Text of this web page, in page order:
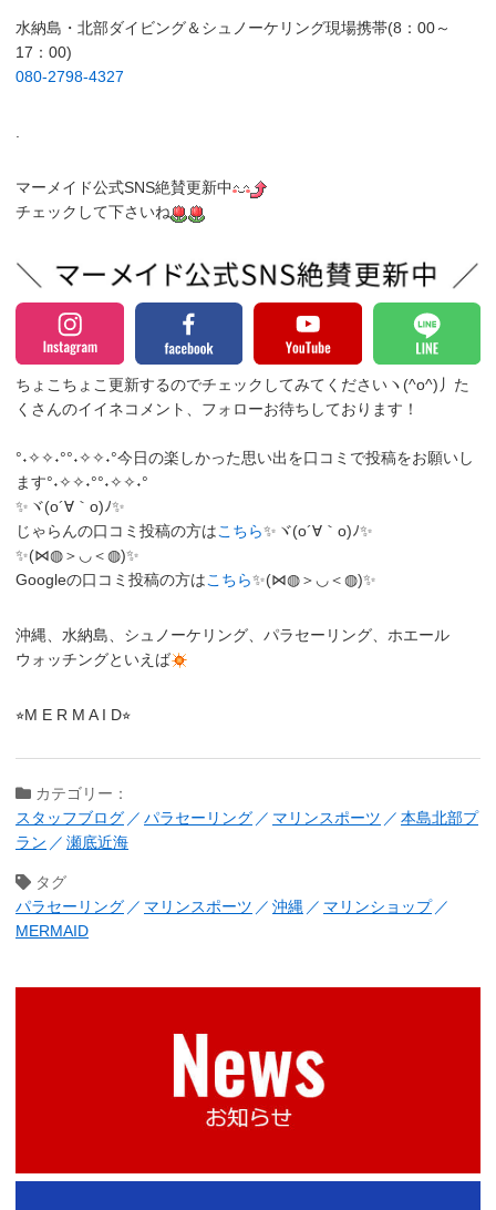
水納島・北部ダイビング＆シュノーケリング現場携帯(8：00～
17：00)
080-2798-4327
.
マーメイド公式SNS絶賛更新中
チェックして下さいね
ちょこちょこ更新するのでチェックしてみてくださいヽ(^o^)丿 た
くさんのイイネコメント、フォローお待ちしております！
°˖✧✧˖°°˖✧✧˖°今日の楽しかった思い出を口コミで投稿をお願いし
ます°˖✧✧˖°°˖✧✧˖°
✨ヾ(o´∀｀o)ﾉ✨
じゃらんの口コミ投稿の方はこちら✨ヾ(o´∀｀o)ﾉ✨
✨(⋈◍＞◡＜◍)✨
Googleの口コミ投稿の方はこちら✨(⋈◍＞◡＜◍)✨
沖縄、水納島、シュノーケリング、パラセーリング、ホエール
ウォッチングといえば
⭐︎M E R M A I D⭐︎
カテゴリー：
スタッフブログ
パラセーリング マリンスポーツ
本島北部プ
ラン
瀬底近海
タグ
パラセーリング
マリンスポーツ 沖縄
マリンショップ
MERMAID